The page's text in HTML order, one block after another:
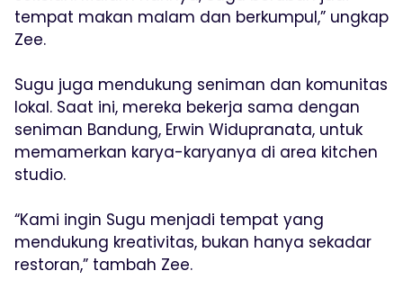
tempat makan malam dan berkumpul,” ungkap
Zee.
Sugu juga mendukung seniman dan komunitas
lokal. Saat ini, mereka bekerja sama dengan
seniman Bandung, Erwin Widupranata, untuk
memamerkan karya-karyanya di area kitchen
studio.
“Kami ingin Sugu menjadi tempat yang
mendukung kreativitas, bukan hanya sekadar
restoran,” tambah Zee.